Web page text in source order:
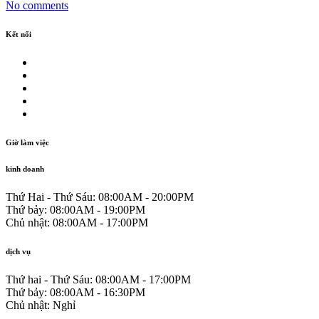
No comments
Kết nối
Giờ làm việc
kinh doanh
Thứ Hai - Thứ Sáu: 08:00AM - 20:00PM
Thứ bảy: 08:00AM - 19:00PM
Chủ nhật: 08:00AM - 17:00PM
dịch vụ
Thứ hai - Thứ Sáu: 08:00AM - 17:00PM
Thứ bảy: 08:00AM - 16:30PM
Chủ nhật: Nghỉ